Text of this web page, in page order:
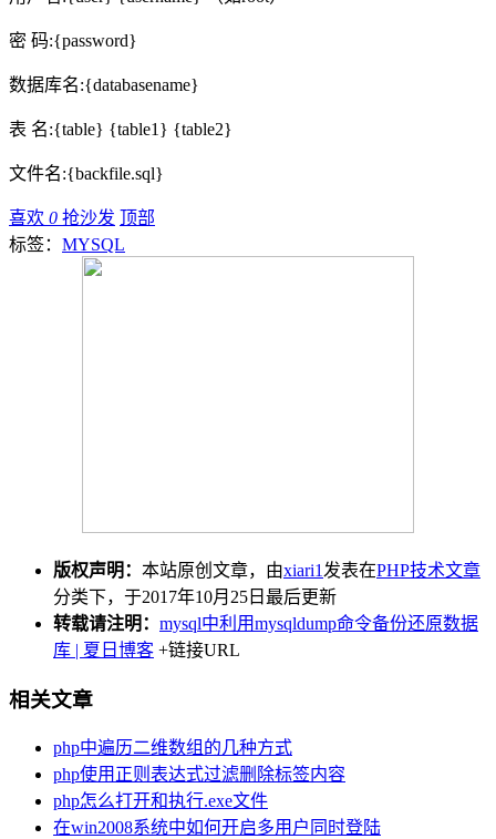
密 码:{password}
数据库名:{databasename}
表 名:{table} {table1} {table2}
文件名:{backfile.sql}
喜欢 0 抢沙发 顶部
标签： MYSQL
版权声明： 本站原创文章，由xiari1 发表在PHP技术文章
分类下，于2017年10月25日最后更新
转载请注明： mysql中利用mysqldump命令备份还原数据
库 | 夏日博客 +链接URL
相关文章
php中遍历二维数组的几种方式
php使用正则表达式过滤删除标签内容
php怎么打开和执行.exe文件
在win2008系统中如何开启多用户同时登陆